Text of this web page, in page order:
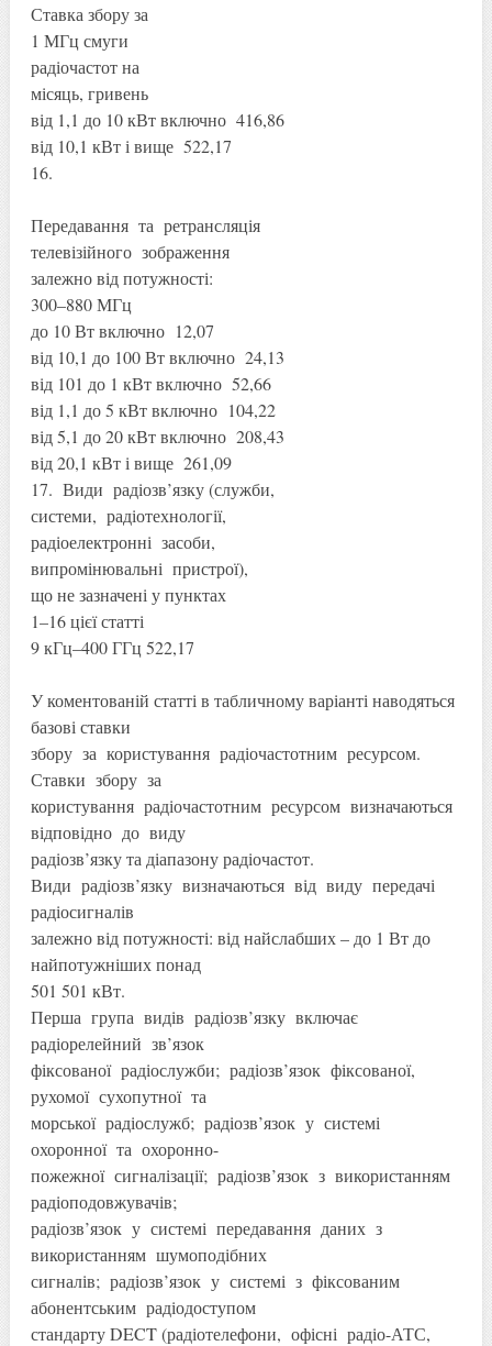
Ставка збору за
1 МГц смуги
радіочастот на
місяць, гривень
від 1,1 до 10 кВт включно 416,86
від 10,1 кВт і вище 522,17
16.
Передавання та ретрансляція
телевізійного зображення
залежно від потужності:
300–880 МГц
до 10 Вт включно 12,07
від 10,1 до 100 Вт включно 24,13
від 101 до 1 кВт включно 52,66
від 1,1 до 5 кВт включно 104,22
від 5,1 до 20 кВт включно 208,43
від 20,1 кВт і вище 261,09
17. Види радіозв’язку (служби,
системи, радіотехнології,
радіоелектронні засоби,
випромінювальні пристрої),
що не зазначені у пунктах
1–16 цієї статті
9 кГц–400 ГГц 522,17
У коментованій статті в табличному варіанті наводяться
базові ставки
збору за користування радіочастотним ресурсом.
Ставки збору за
користування радіочастотним ресурсом визначаються
відповідно до виду
радіозв’язку та діапазону радіочастот.
Види радіозв’язку визначаються від виду передачі
радіосигналів
залежно від потужності: від найслабших – до 1 Вт до
найпотужніших понад
501 501 кВт.
Перша група видів радіозв’язку включає
радіорелейний зв’язок
фіксованої радіослужби; радіозв’язок фіксованої,
рухомої сухопутної та
морської радіослужб; радіозв’язок у системі
охоронної та охоронно-
пожежної сигналізації; радіозв’язок з використанням
радіоподовжувачів;
радіозв’язок у системі передавання даних з
використанням шумоподібних
сигналів; радіозв’язок у системі з фіксованим
абонентським радіодоступом
стандарту DECT (радіотелефони, офісні радіо-АТС,